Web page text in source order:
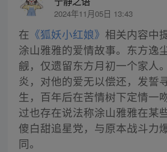
2024年11月05日 13:43
在 《狐妖小红娘》 相关内容中
涂山雅雅的爱情故事。东方逸
觎，仅遗留东方月初一个家人
炎，对他的爱无以偿还，发誓
生，百年后在苦情树下定情一
过也存在说法称涂山雅雅在某
傻白甜追星党，与原本战斗力
同。